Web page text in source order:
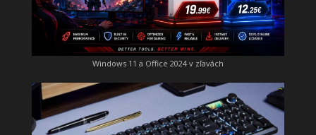
Windows 11 a Office 2024 v zľavách